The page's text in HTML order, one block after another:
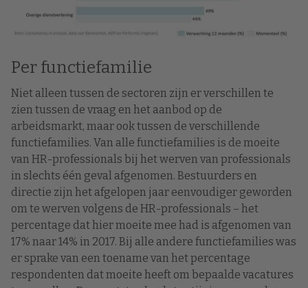
Per functiefamilie
Niet alleen tussen de sectoren zijn er verschillen te
zien tussen de vraag en het aanbod op de
arbeidsmarkt, maar ook tussen de verschillende
functiefamilies. Van alle functiefamilies is de moeite
van HR-professionals bij het werven van professionals
in slechts één geval afgenomen. Bestuurders en
directie zijn het afgelopen jaar eenvoudiger geworden
om te werven volgens de HR-professionals – het
percentage dat hier moeite mee had is afgenomen van
17% naar 14% in 2017. Bij alle andere functiefamilies was
er sprake van een toename van het percentage
respondenten dat moeite heeft om bepaalde vacatures